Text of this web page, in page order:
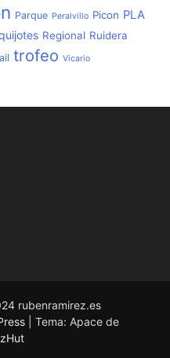
Parque Peralvillo Picon PLA
Regional Ruidera
trofeo Vicario
rubenramirez.es
Tema: Apace de